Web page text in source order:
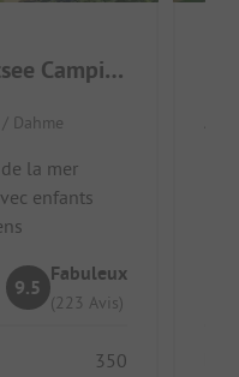
Rosenfelder Strand Ostsee Camping
Dahme
la mer
enfants
9.5
Fabuleux
(223 Avis)
350